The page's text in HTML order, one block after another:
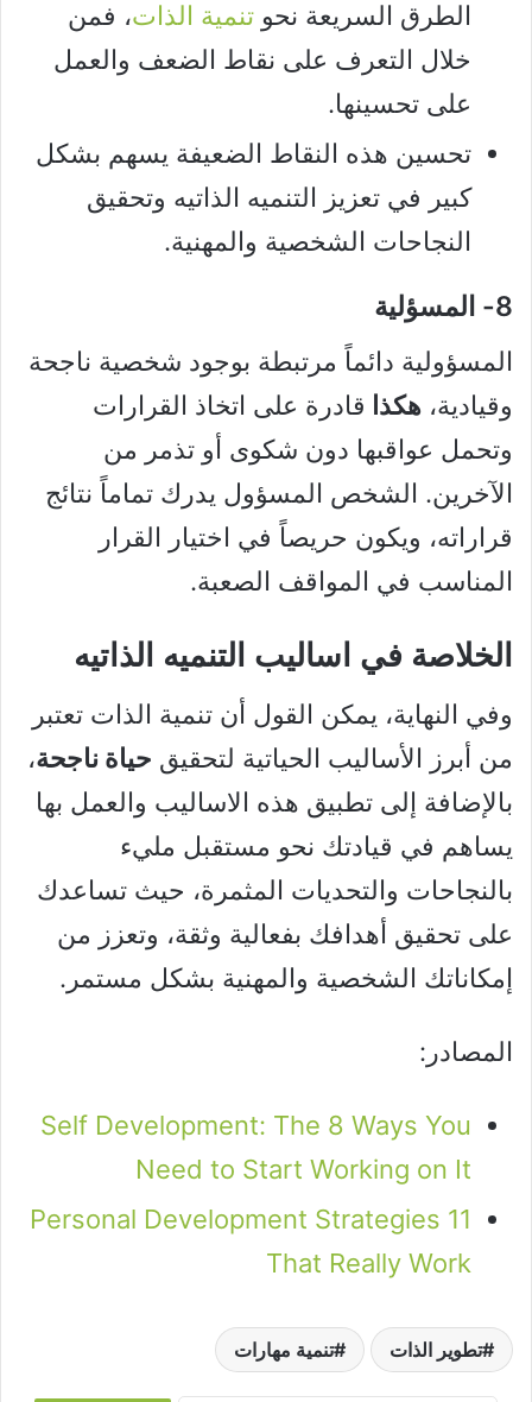
الطرق السريعة نحو تنمية الذات، فمن
خلال التعرف على نقاط الضعف والعمل
على تحسينها.
تحسين هذه النقاط الضعيفة يسهم بشكل
كبير في تعزيز التنميه الذاتيه وتحقيق
النجاحات الشخصية والمهنية.
8- المسؤلية
المسؤولية دائماً مرتبطة بوجود شخصية ناجحة
وقيادية، هكذا قادرة على اتخاذ القرارات
وتحمل عواقبها دون شكوى أو تذمر من
الآخرين. الشخص المسؤول يدرك تماماً نتائج
قراراته، ويكون حريصاً في اختيار القرار
المناسب في المواقف الصعبة.
الخلاصة في اساليب التنميه الذاتيه
وفي النهاية، يمكن القول أن تنمية الذات تعتبر
من أبرز الأساليب الحياتية لتحقيق حياة ناجحة،
بالإضافة إلى تطبيق هذه الاساليب والعمل بها
يساهم في قيادتك نحو مستقبل مليء
بالنجاحات والتحديات المثمرة، حيث تساعدك
على تحقيق أهدافك بفعالية وثقة، وتعزز من
إمكاناتك الشخصية والمهنية بشكل مستمر.
المصادر:
Self Development: The 8 Ways You
Need to Start Working on It
11 Personal Development Strategies
That Really Work
تطوير الذات تنمية مهارات